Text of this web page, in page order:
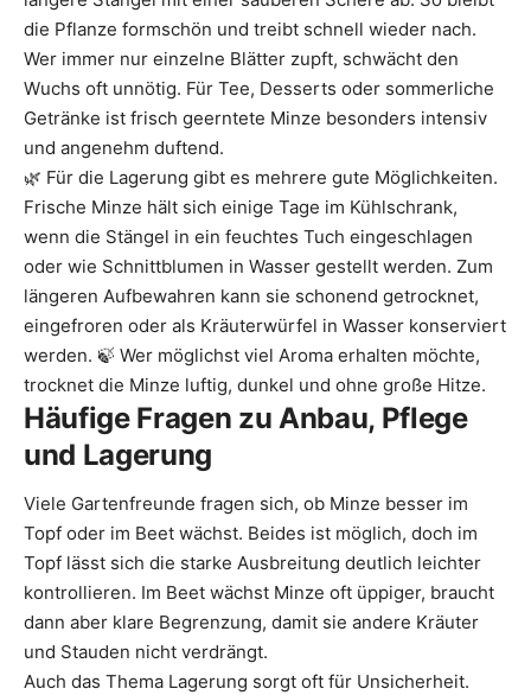
die Pflanze formschön und treibt schnell wieder nach.
Wer immer nur einzelne Blätter zupft, schwächt den
Wuchs oft unnötig. Für Tee, Desserts oder sommerliche
Getränke ist frisch geerntete Minze besonders intensiv
und angenehm duftend.
🌿 Für die Lagerung gibt es mehrere gute Möglichkeiten.
Frische Minze hält sich einige Tage im Kühlschrank,
wenn die Stängel in ein feuchtes Tuch eingeschlagen
oder wie Schnittblumen in Wasser gestellt werden. Zum
längeren Aufbewahren kann sie schonend getrocknet,
eingefroren oder als Kräuterwürfel in Wasser konserviert
werden. 🍃 Wer möglichst viel Aroma erhalten möchte,
trocknet die Minze luftig, dunkel und ohne große Hitze.
Häufige Fragen zu Anbau, Pflege
und Lagerung
Viele Gartenfreunde fragen sich, ob Minze besser im
Topf oder im Beet wächst. Beides ist möglich, doch im
Topf lässt sich die starke Ausbreitung deutlich leichter
kontrollieren. Im Beet wächst Minze oft üppiger, braucht
dann aber klare Begrenzung, damit sie andere Kräuter
und Stauden nicht verdrängt.
Auch das Thema Lagerung sorgt oft für Unsicherheit.